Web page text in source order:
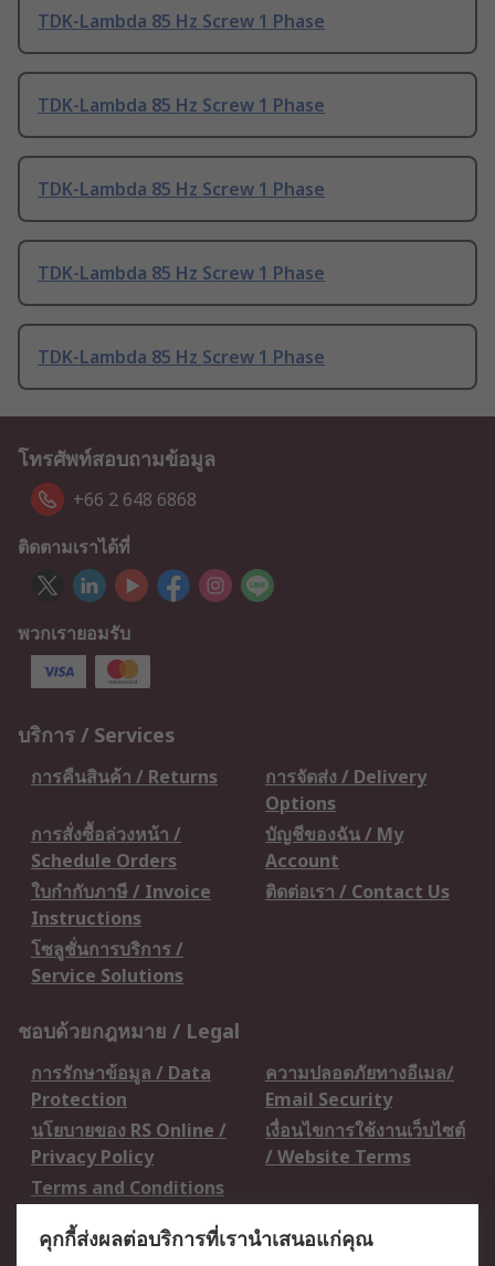
TDK-Lambda 85 Hz Screw 1 Phase
TDK-Lambda 85 Hz Screw 1 Phase
TDK-Lambda 85 Hz Screw 1 Phase
TDK-Lambda 85 Hz Screw 1 Phase
TDK-Lambda 85 Hz Screw 1 Phase
โทรศัพท์สอบถามข้อมูล
+66 2 648 6868
ติดตามเราได้ที่
พวกเรายอมรับ
บริการ / Services
การคืนสินค้า / Returns
การจัดส่ง / Delivery
Options
การสั่งซื้อล่วงหน้า /
Schedule Orders
บัญชีของฉัน / My
Account
ใบกำกับภาษี / Invoice
Instructions
ติดต่อเรา / Contact Us
โซลูชั่นการบริการ /
Service Solutions
ชอบด้วยกฎหมาย / Legal
การรักษาข้อมูล / Data
Protection
ความปลอดภัยทางอีเมล/
Email Security
นโยบายของ RS Online /
Privacy Policy
เงื่อนไขการใช้งานเว็บไซต์
/ Website Terms
Terms and Conditions
คุกกี้ส่งผลต่อบริการที่เรานำเสนอแก่คุณ